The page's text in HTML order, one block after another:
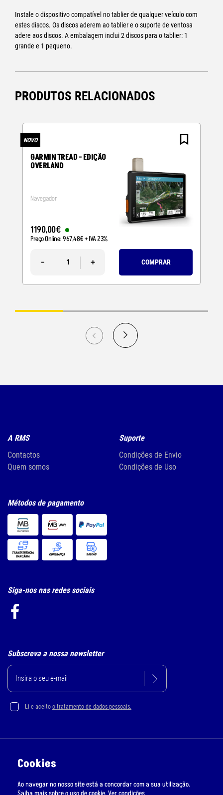
Instale o dispositivo compatível no tablier de qualquer veículo com
estes discos. Os discos aderem ao tablier e o suporte de ventosa
adere aos discos. A embalagem inclui 2 discos para o tablier: 1
grande e 1 pequeno.
PRODUTOS RELACIONADOS
NOVO
GARMIN TREAD - EDIÇÃO
OVERLAND
Navegador
1190,00€
Preço Online:967,48€+ IVA 23%
- + COMPRAR
A RMS
Contactos
Quem somos
Suporte
Condições de Envio
Condições de Uso
Métodos de pagamento
Siga-nos nas redes sociais
Subscreva a nossa newsletter
Li e aceito o tratamento de dados pessoais.
Livro de Reclamações Online
Cookies
Ao navegar no nosso site está a concordar com a sua utilização.